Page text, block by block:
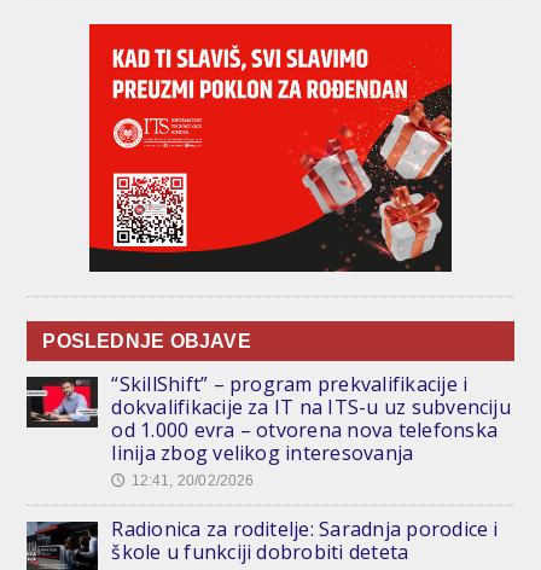
POSLEDNJE OBJAVE
“SkillShift” – program prekvalifikacije i
dokvalifikacije za IT na ITS-u uz subvenciju
od 1.000 evra – otvorena nova telefonska
linija zbog velikog interesovanja
🕔 12:41, 20/02/2026
Radionica za roditelje: Saradnja porodice i
škole u funkciji dobrobiti deteta